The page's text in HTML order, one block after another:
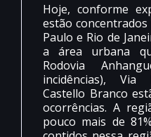
Hoje, conforme
estão
Paulo e Rio de
a área urbana
Rodovia
incidências),
Castello Branco
ocorrências. A
pouco mais de